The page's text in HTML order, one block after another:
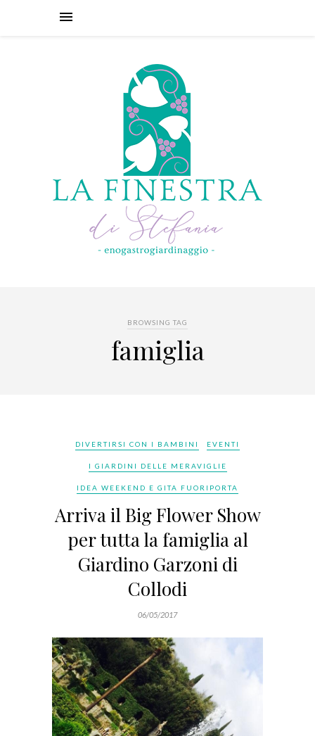
BROWSING TAG
famiglia
DIVERTIRSI CON I BAMBINI EVENTI
I GIARDINI DELLE MERAVIGLIE
IDEA WEEKEND E GITA FUORIPORTA
Arriva il Big Flower Show
per tutta la famiglia al
Giardino Garzoni di
Collodi
06/05/2017